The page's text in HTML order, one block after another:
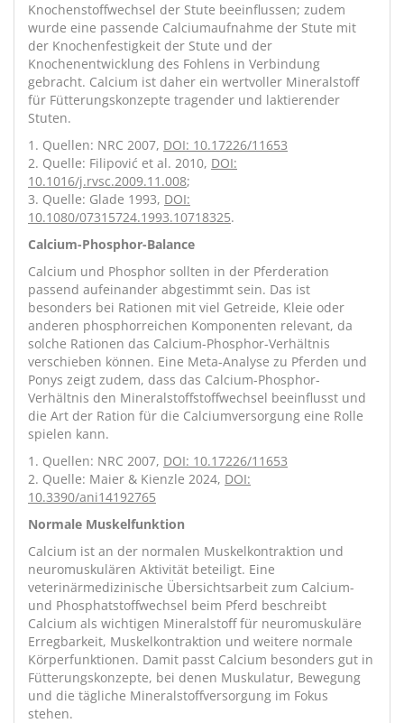
Knochenstoffwechsel der Stute beeinflussen; zudem
wurde eine passende Calciumaufnahme der Stute mit
der Knochenfestigkeit der Stute und der
Knochenentwicklung des Fohlens in Verbindung
gebracht. Calcium ist daher ein wertvoller Mineralstoff
für Fütterungskonzepte tragender und laktierender
Stuten.
1. Quellen: NRC 2007, DOI: 10.17226/11653
2. Quelle: Filipović et al. 2010, DOI:
10.1016/j.rvsc.2009.11.008;
3. Quelle: Glade 1993, DOI:
10.1080/07315724.1993.10718325.
Calcium-Phosphor-Balance
Calcium und Phosphor sollten in der Pferderation
passend aufeinander abgestimmt sein. Das ist
besonders bei Rationen mit viel Getreide, Kleie oder
anderen phosphorreichen Komponenten relevant, da
solche Rationen das Calcium-Phosphor-Verhältnis
verschieben können. Eine Meta-Analyse zu Pferden und
Ponys zeigt zudem, dass das Calcium-Phosphor-
Verhältnis den Mineralstoffstoffwechsel beeinflusst und
die Art der Ration für die Calciumversorgung eine Rolle
spielen kann.
1. Quellen: NRC 2007, DOI: 10.17226/11653
2. Quelle: Maier & Kienzle 2024, DOI:
10.3390/ani14192765
Normale Muskelfunktion
Calcium ist an der normalen Muskelkontraktion und
neuromuskulären Aktivität beteiligt. Eine
veterinärmedizinische Übersichtsarbeit zum Calcium-
und Phosphatstoffwechsel beim Pferd beschreibt
Calcium als wichtigen Mineralstoff für neuromuskuläre
Erregbarkeit, Muskelkontraktion und weitere normale
Körperfunktionen. Damit passt Calcium besonders gut in
Fütterungskonzepte, bei denen Muskulatur, Bewegung
und die tägliche Mineralstoffversorgung im Fokus
stehen.